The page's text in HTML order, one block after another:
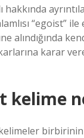
hakkında
“egoist” ile
alındığında
karar
kelime
birbirinin